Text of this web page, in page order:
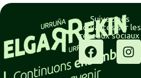
Suivez nos
actualités sur les
réseaux sociaux